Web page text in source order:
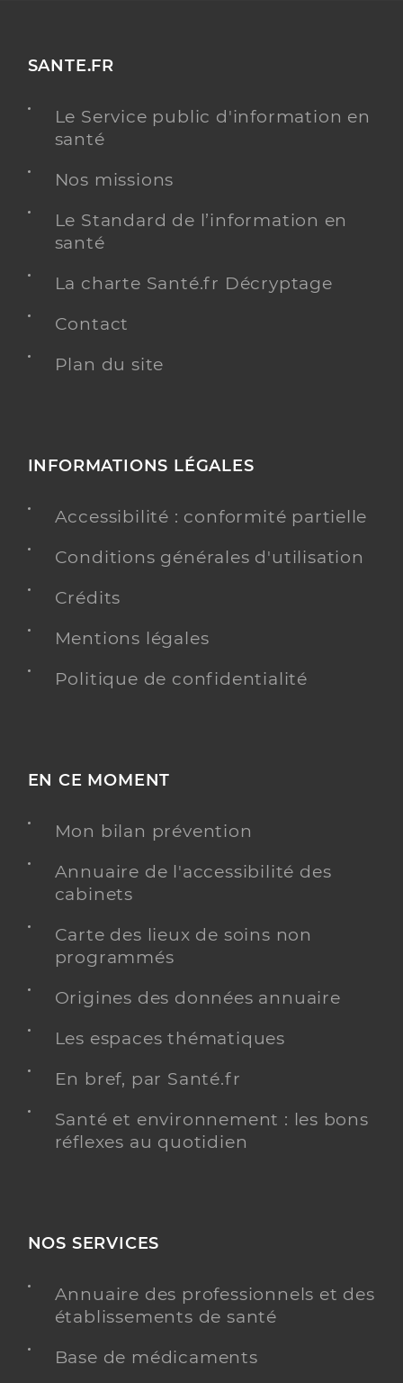
SANTE.FR
Le Service public d'information en
santé
Nos missions
Le Standard de l’information en
santé
La charte Santé.fr Décryptage
Contact
Plan du site
INFORMATIONS LÉGALES
Accessibilité : conformité partielle
Conditions générales d'utilisation
Crédits
Mentions légales
Politique de confidentialité
EN CE MOMENT
Mon bilan prévention
Annuaire de l'accessibilité des
cabinets
Carte des lieux de soins non
programmés
Origines des données annuaire
Les espaces thématiques
En bref, par Santé.fr
Santé et environnement : les bons
réflexes au quotidien
NOS SERVICES
Annuaire des professionnels et des
établissements de santé
Base de médicaments